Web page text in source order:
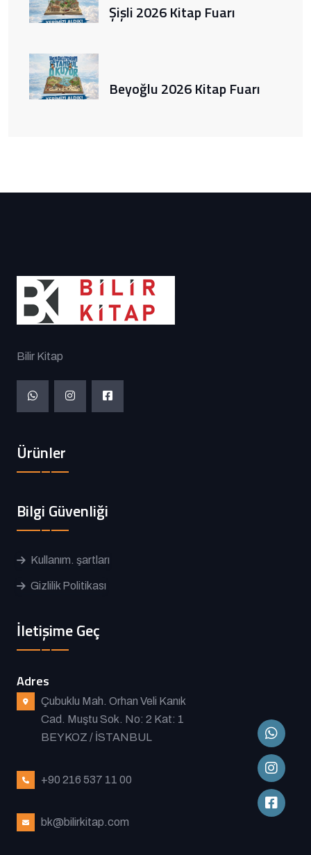
Şişli 2026 Kitap Fuarı
Beyoğlu 2026 Kitap Fuarı
Bilir Kitap
Ürünler
Bilgi Güvenliği
Kullanım. şartları
Gizlilik Politikası
İletişime Geç
Adres
Çubuklu Mah. Orhan Veli Kanık
Cad. Muştu Sok. No: 2 Kat: 1
BEYKOZ / İSTANBUL
+90 216 537 11 00
bk@bilirkitap.com